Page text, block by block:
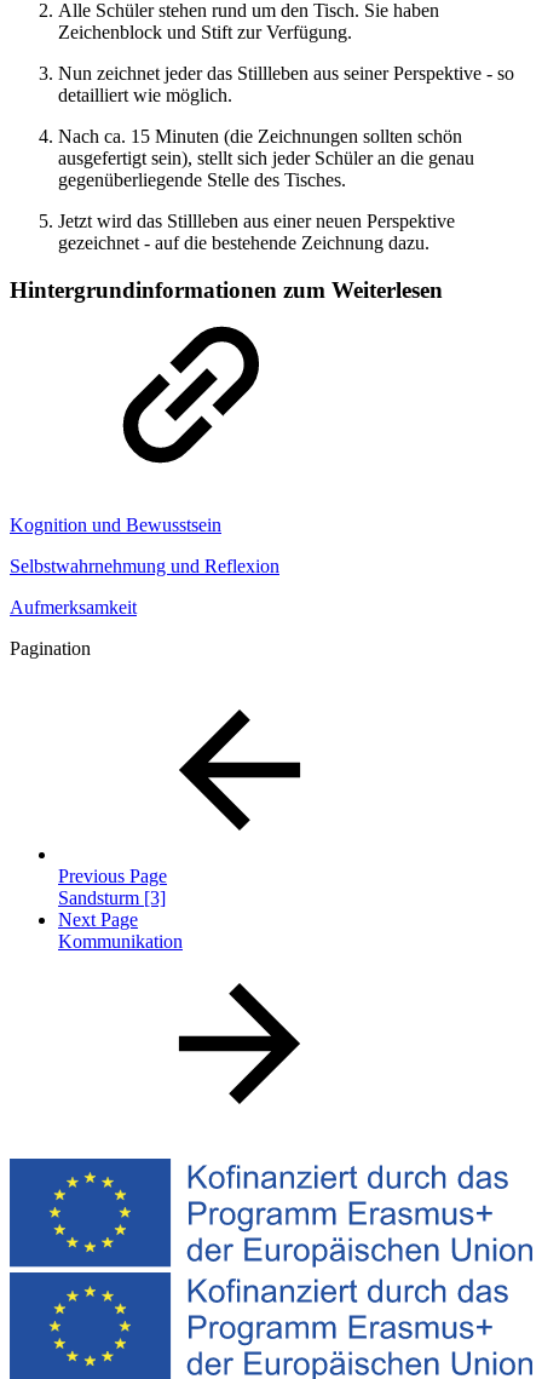
Alle Schüler stehen rund um den Tisch. Sie haben
Zeichenblock und Stift zur Verfügung.
Nun zeichnet jeder das Stillleben aus seiner Perspektive - so
detailliert wie möglich.
Nach ca. 15 Minuten (die Zeichnungen sollten schön
ausgefertigt sein), stellt sich jeder Schüler an die genau
gegenüberliegende Stelle des Tisches.
Jetzt wird das Stillleben aus einer neuen Perspektive
gezeichnet - auf die bestehende Zeichnung dazu.
Hintergrundinformationen zum Weiterlesen
Kognition und Bewusstsein
Selbstwahrnehmung und Reflexion
Aufmerksamkeit
Pagination
Previous Page
Sandsturm [3]
Next Page
Kommunikation